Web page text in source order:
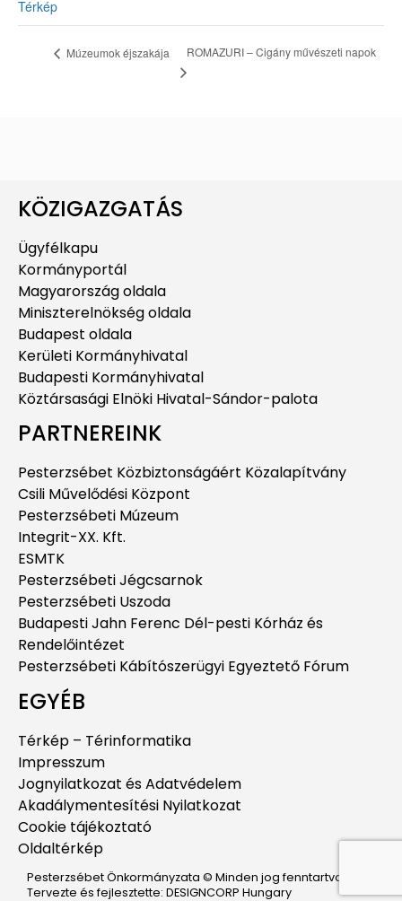
Térkép
Múzeumok éjszakája ROMAZURI – Cigány művészeti napok
KÖZIGAZGATÁS
Ügyfélkapu
Kormányportál
Magyarország oldala
Miniszterelnökség oldala
Budapest oldala
Kerületi Kormányhivatal
Budapesti Kormányhivatal
Köztársasági Elnöki Hivatal-Sándor-palota
PARTNEREINK
Pesterzsébet Közbiztonságáért Közalapítvány
Csili Művelődési Központ
Pesterzsébeti Múzeum
Integrit-XX. Kft.
ESMTK
Pesterzsébeti Jégcsarnok
Pesterzsébeti Uszoda
Budapesti Jahn Ferenc Dél-pesti Kórház és
Rendelőintézet
Pesterzsébeti Kábítószerügyi Egyeztető Fórum
EGYÉB
Térkép – Térinformatika
Impresszum
Jognyilatkozat és Adatvédelem
Akadálymentesítési Nyilatkozat
Cookie tájékoztató
Oldaltérkép
Pesterzsébet Önkormányzata © Minden jog fenntartva.
Tervezte és fejlesztette: DESIGNCORP Hungary